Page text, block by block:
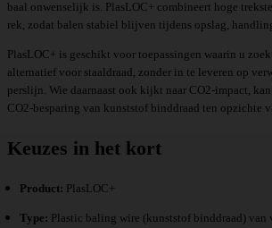
baal onwenselijk is. PlasLOC+ combineert hoge
rek, zodat balen stabiel blijven tijdens opslag,
PlasLOC+ is geschikt voor toepassingen waarin u
alternatief voor staaldraad, zonder in te leveren op
perslijn. Wie daarnaast ook kijkt naar CO2-impact,
CO2-besparing van kunststof binddraad ten opzichte
Keuzes in het kort
Product: PlasLOC+
Type: Plastic baling wire (kunststof binddraad) van